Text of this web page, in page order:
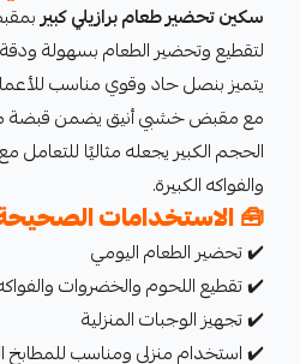
سكين تحضير طعام برازيلي كبير
لتقطيع وتحضير الطعام بسهولة
يتميز بنصل حاد وقوي مناسب للأعمال
مع مقبض خشبي أنيق يضمن قبضة
الحجم الكبير يجعله مثاليًا
والفواكه الكبيرة.
🧰الاستخدامات
✔️ تحضير الطعام اليومي
✔️ تقطيع اللحوم والخضروات والفواكه
✔️ تجهيز الوجبات المنزلية
✔️ استخدام منزلي ومناسب للمطابخ